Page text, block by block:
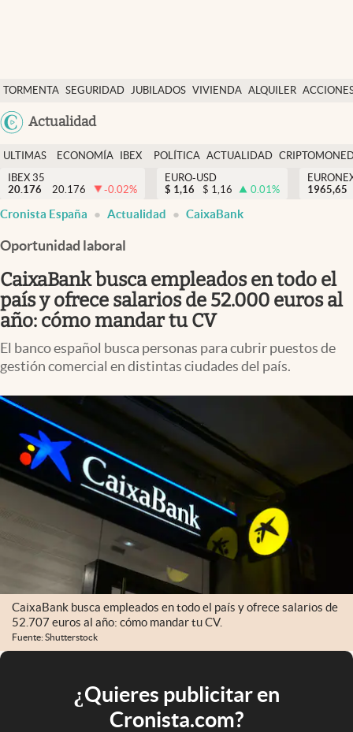
TORMENTA SEGURIDAD JUBILADOS VIVIENDA ALQUILER
USA
Actualidad
Economía y finanzas
Política
Actualidad
Criptomonedas
España
ULTIMAS
NOTICIAS
ECONOMÍA
FINANZAS
IBEX
EURO
POLÍTICA ACTUALIDAD
IBEX 35
20.176
20.176 -0.02%
EURO-USD
$ 1,16 $ 1,16 0.01%
1965,65
Cronista España Actualidad CaixaBank
Oportunidad laboral
CaixaBank busca empleados en todo el
país y ofrece salarios de 52.000 euros al
año: cómo mandar tu CV
El banco español busca personas para cubrir puestos de
gestión comercial en distintas ciudades del país.
CaixaBank busca empleados en todo el país y ofrece salarios de
52.707 euros al año: cómo mandar tu CV.
Fuente: Shutterstock
¿Quieres publicitar en
Cronista.com?